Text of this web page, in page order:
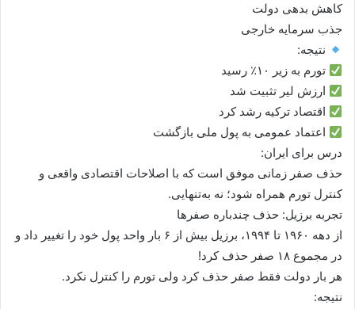
کاهش بدهی دولت
جذب سرمایه خارجی
نتیجه:
تورم به زیر ۱۰٪ رسید
ارزش لیر تثبیت شد
اقتصاد ترکیه رشد کرد
اعتماد عمومی به پول ملی بازگشت
درس برای ایران:
حذف صفر زمانی موفق است که با اصلاحات اقتصادی واقعی و
کنترل تورم همراه شود؛ نه به‌تنهایی.
تجربه برزیل: حذف چندباره صفرها
از دهه ۱۹۶۰ تا ۱۹۹۴، برزیل بیش از ۶ بار واحد پول خود را تغییر داد و
در مجموع ۱۸ صفر حذف کرد!
هر بار دولت فقط صفر حذف کرد ولی تورم را کنترل نکرد.
نتیجه: